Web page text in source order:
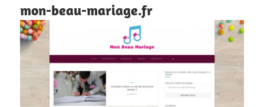
mon-beau-mariage.fr